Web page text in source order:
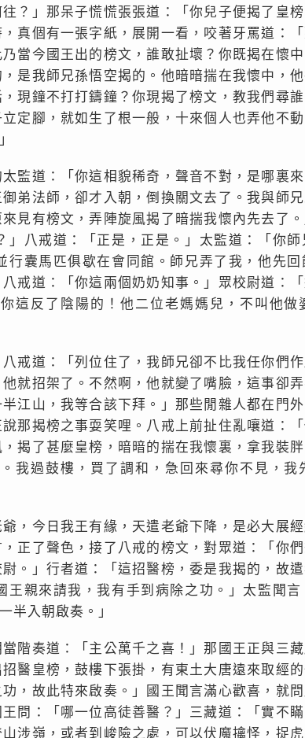
？」那呆子慌慌張張道：「你兒子便揭了皇榜
真個有一張字紙，展開一看，咬著牙罵道：
當今國王出的榜文，誰敢扯壞？你既揭在懷
是我師兄孫悟空揭的。他暗暗揣在我懷中，
現鐘不打打鑄鐘？你現揭了榜文，教我們尋
定腳，就如生了根一般，十來個人也弄他不
監道：「你這相貌稀奇，聲音不對，是哪裏
弟法師，卻才入朝，倒換關文去了。我與師
見有榜文，弄陣旋風揭了暗揣我懷內先去了
八戒道：「正是，正是。」太監道：「你
囊馬匹俱歇在會同館。師兄弄了我，他先回
戒道：「你這兩個奶奶知事。」眾校尉道：
這反了陰陽的！他二位老媽媽兒，不叫他做
戒道：「列位住了，我師兄卻不比我任你們
就招架了。不然啊，他就變了嘴臉，這事卻
江山，我等合該下拜。」那些閒雜人都在門
那揭榜之事耍笑哩。八戒上前扯住亂嚷道：
揭了甚麼皇榜，暗暗的揣在我懷裏，拿我裝
我過鼓樓，買了調和，急回來尋你不見，我
，今日我王有緣，天遣老爺下降，是必大展
正了聲色，接了八戒的榜文，對眾道：「你
。」行者道：「這招醫榜，委是我揭的，故
親來請我，我有手到病除之功。」太監聞言
半入朝啟奏。」
階奏道：「主公萬千之喜！」那國王正與三藏
醫皇榜，鼓樓下張掛，有東土大唐遠來取經的
，故此特來啟奏。」國王聞言滿心歡喜，就
問：「哪一位高徒善醫？」三藏道：「實不
涉嶺，或者到峻險之處，可以伏魔擒怪，捉